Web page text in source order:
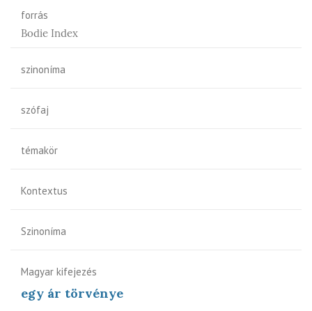
forrás
Bodie Index
szinoníma
szófaj
témakör
Kontextus
Szinoníma
Magyar kifejezés
egy ár törvénye